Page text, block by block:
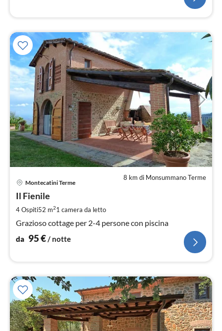
8 km di Monsummano Terme
Montecatini Terme
Il Fienile
4 Ospiti52 m21 camera da letto
Grazioso cottage per 2-4 persone con piscina
da 95€/ notte